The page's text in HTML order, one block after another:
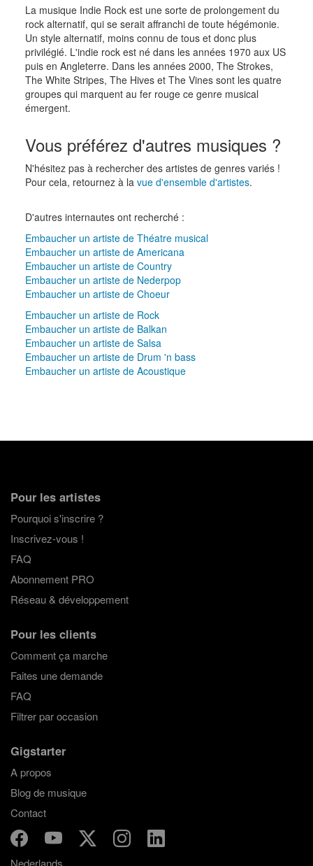
La musique Indie Rock est une sorte de prolongement du
rock alternatif, qui se serait affranchi de toute hégémonie.
Un style alternatif, moins connu de tous et donc plus
privilégié. L'indie rock est né dans les années 1970 aux US
puis en Angleterre. Dans les années 2000, The Strokes,
The White Stripes, The Hives et The Vines sont les quatre
groupes qui marquent au fer rouge ce genre musical
émergent.
Vous préférez d'autres musiques ?
N'hésitez pas à rechercher des artistes de genres variés !
Pour cela, retournez à la vue d'ensemble d'artistes.
D'autres internautes ont recherché :
Embaucher un artiste de Théatre musical
Embaucher un artiste de Americana
Embaucher un artiste de Country
Embaucher un artiste de Nederpop
Embaucher un artiste de Choeur
Embaucher un artiste de Rock
Embaucher un artiste de Balkan
Embaucher un artiste de Salsa
Embaucher un artiste de Drum 'n bass
Embaucher un artiste de Acoustique
Pour les artistes
Pourquoi s'inscrire ?
Inscrivez-vous !
FAQ
Abonnement PRO
Réseau & développement
Pour les clients
Comment ça marche
Faites une demande
FAQ
Filtrer par occasion
Gigstarter
A propos
Blog de musique
Contact
Nederlands